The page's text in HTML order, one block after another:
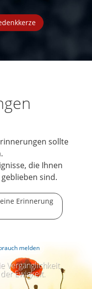
sollte
die Ihnen
sind.
Erinnerung
Vergänglichkeit,
Ewigkeit.
melden